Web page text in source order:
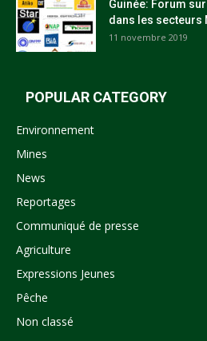
Guinée: Forum
dans les secteurs
11 novembre 2019
POPULAR CATEGORY
Environnement
Mines
News
Reportages
Communiqué de presse
Agriculture
Expressions Jeunes
Pêche
Non classé